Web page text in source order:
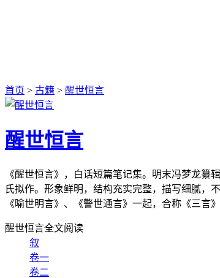
首页 > 古籍 > 醒世恒言
醒世恒言
《醒世恒言》，白话短篇笔记集。明末冯梦龙
氏拟作。形象鲜明，结构充实完整，描写细腻
《喻世明言》、《警世通言》一起，合称《三言
醒世恒言全文阅读
叙
卷一
卷二